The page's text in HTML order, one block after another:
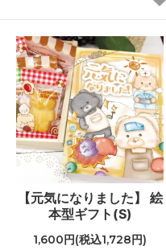
【元気になりました】 絵
本型ギフト(S)
1,600円(税込1,728円)